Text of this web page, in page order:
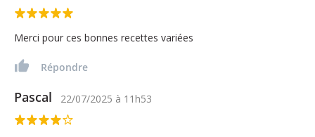
Merci pour ces bonnes recettes variées
Répondre
Pascal 22/07/2025 à 11h53